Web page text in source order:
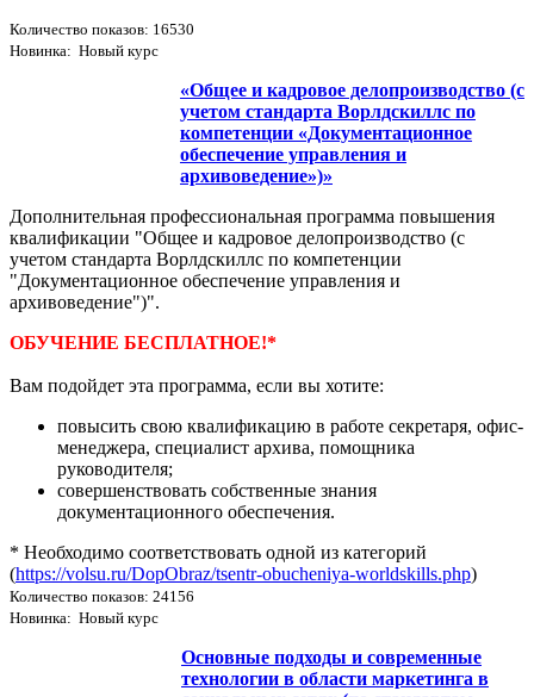
Количество показов: 16530
Новинка: Новый курс
«Общее и кадровое делопроизводство (с
учетом стандарта Ворлдскиллс по
компетенции «Документационное
обеспечение управления и
архивоведение»)»
Дополнительная профессиональная программа повышения
квалификации "Общее и кадровое делопроизводство (с
учетом стандарта Ворлдскиллс по компетенции
"Документационное обеспечение управления и
архивоведение")".
ОБУЧЕНИЕ БЕСПЛАТНОЕ!*
Вам подойдет эта программа, если вы хотите:
повысить свою квалификацию в работе секретаря, офис-
менеджера, специалист архива, помощника
руководителя;
совершенствовать собственные знания
документационного обеспечения.
* Необходимо соответствовать одной из категорий
(https://volsu.ru/DopObraz/tsentr-obucheniya-worldskills.php)
Количество показов: 24156
Новинка: Новый курс
Основные подходы и современные
технологии в области маркетинга в